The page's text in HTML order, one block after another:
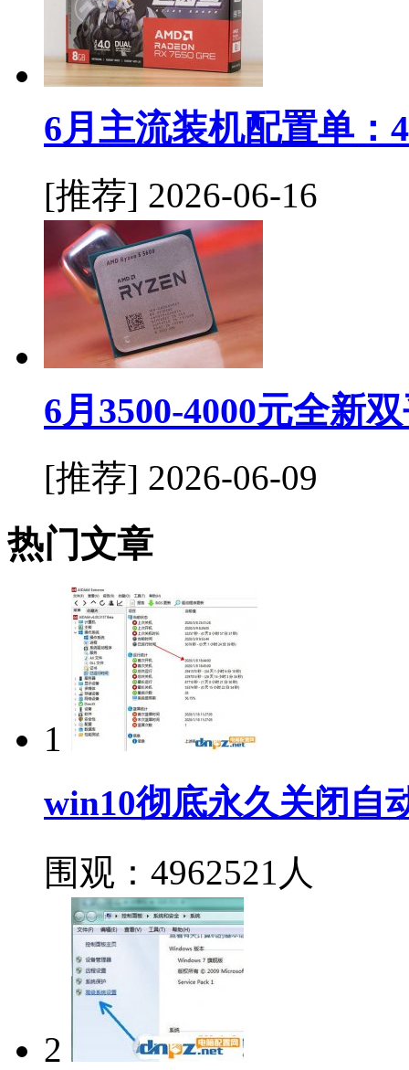
6月主流装机配置单：
[推荐] 2026-06-16
6月3500-4000元全新
[推荐] 2026-06-09
热门文章
1
win10彻底永久关闭自
围观：4962521人
2